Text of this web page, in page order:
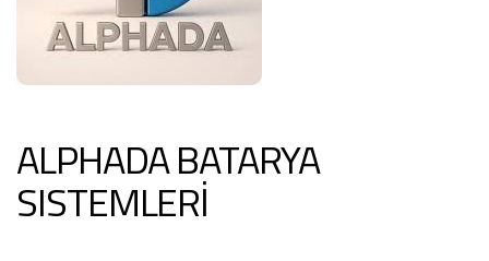
ALPHADA BATARYA
SISTEMLERİ